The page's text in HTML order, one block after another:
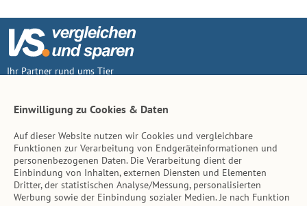
Ihr Partner rund ums Tier
Inhalt
Tierarzt-Suche
Einwilligung zu Cookies & Daten
Auf dieser Website nutzen wir Cookies und vergleichbare
Funktionen zur Verarbeitung von Endgeräteinformationen und
personenbezogenen Daten. Die Verarbeitung dient der
Einbindung von Inhalten, externen Diensten und Elementen
Dritter, der statistischen Analyse/Messung, personalisierten
Werbung sowie der Einbindung sozialer Medien. Je nach Funktion